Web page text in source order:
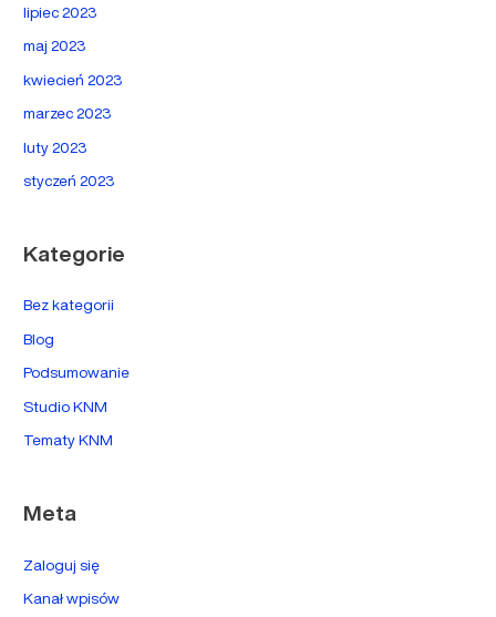
lipiec 2023
maj 2023
kwiecień 2023
marzec 2023
luty 2023
styczeń 2023
Kategorie
Bez kategorii
Blog
Podsumowanie
Studio KNM
Tematy KNM
Meta
Zaloguj się
Kanał wpisów